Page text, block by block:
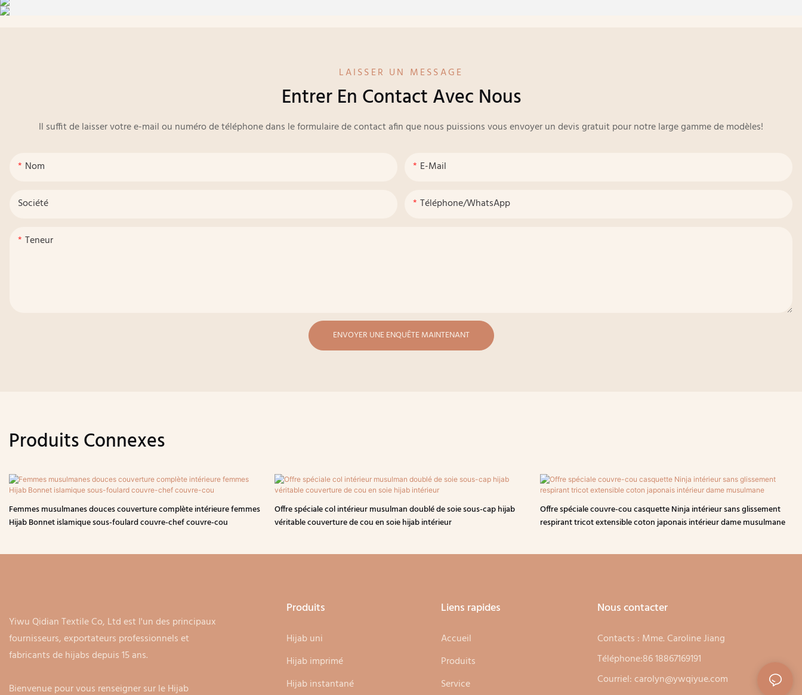
LAISSER UN MESSAGE
Entrer En Contact Avec Nous
Il suffit de laisser votre e-mail ou numéro de téléphone dans le formulaire de contact afin que nous puissions vous envoyer un devis gratuit pour notre large gamme de modèles!
Nom E-Mail
Société Téléphone/WhatsApp
Teneur
ENVOYER UNE ENQUÊTE MAINTENANT
Produits Connexes
Femmes musulmanes douces couverture complète intérieure femmes
Hijab Bonnet islamique sous-foulard couvre-chef couvre-cou
Offre spéciale col intérieur musulman doublé de soie sous-cap hijab
véritable couverture de cou en soie hijab intérieur
Offre spéciale couvre-cou casquette Ninja intérieur sans glissement
respirant tricot extensible coton japonais intérieur dame musulmane
Yiwu Qidian Textile Co, Ltd est l'un des principaux
fournisseurs, exportateurs professionnels et
fabricants de hijabs depuis 15 ans.
Bienvenue pour vous renseigner sur le Hijab
Produits
Hijab uni
Hijab imprimé
Hijab instantané
Liens rapides
Accueil
Produits
Service
Nous contacter
Contacts : Mme. Caroline Jiang
Téléphone:86 18867169191
Courriel:carolyn@ywqiyue.com